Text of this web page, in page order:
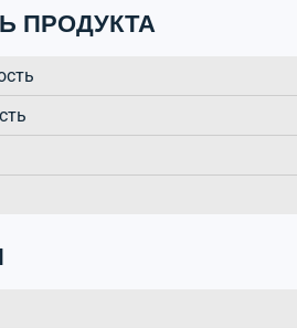
ПРОДУКТА